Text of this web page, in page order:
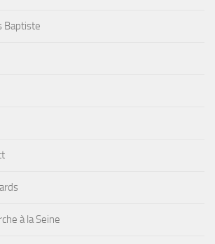
Baptiste
à la Seine